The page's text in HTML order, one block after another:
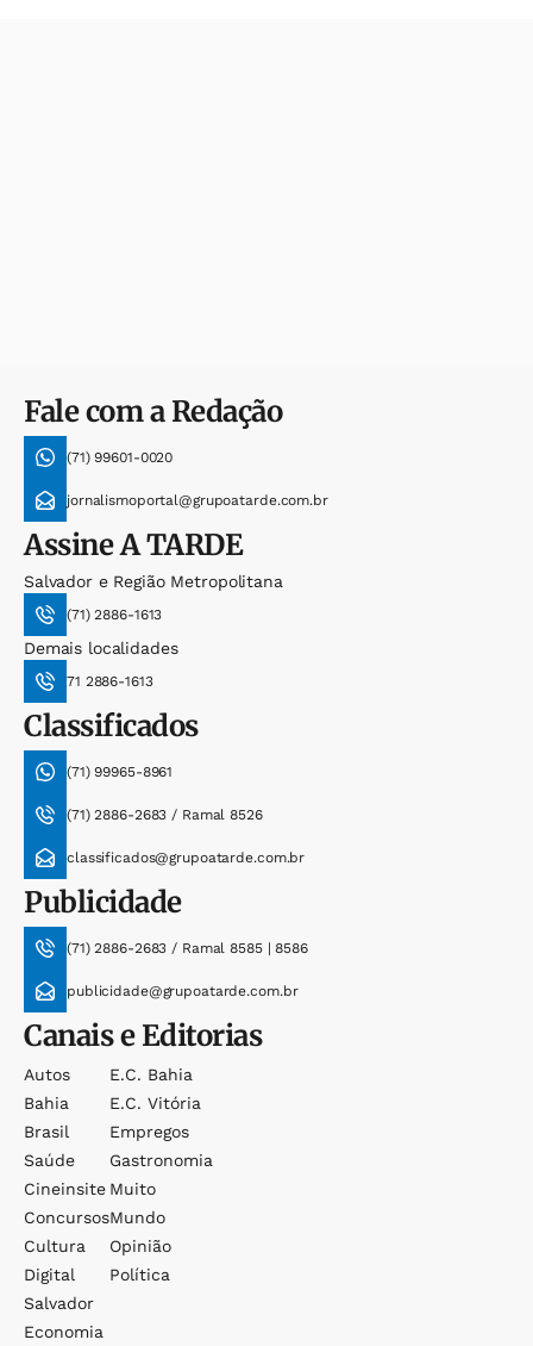
Fale com a Redação
(71) 99601-0020
jornalismoportal@grupoatarde.com.br
AssineA TARDE
Salvador e Região Metropolitana
(71) 2886-1613
Demais localidades
71 2886-1613
Classificados
(71) 99965-8961
(71) 2886-2683 / Ramal 8526
classificados@grupoatarde.com.br
Publicidade
(71) 2886-2683 / Ramal 8585 | 8586
publicidade@grupoatarde.com.br
Canais e Editorias
Autos
Bahia
Brasil
Saúde
Cineinsite
Concursos
Cultura
Digital
Salvador
Economia
E.c. Bahia
E.c. Vitória
Empregos
Gastronomia
Muito
Mundo
Opinião
Política